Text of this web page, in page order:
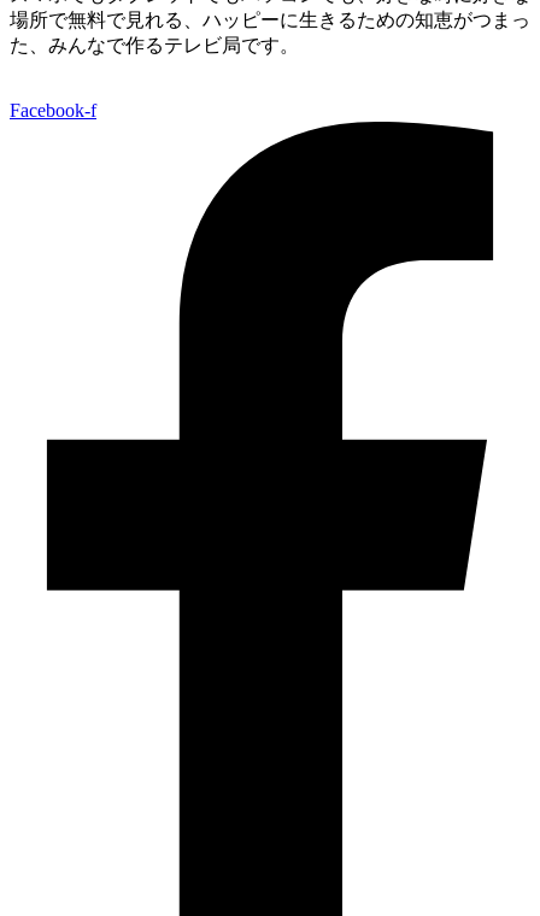
場所で無料で見れる、 ハッピーに生きるための知恵がつまっ
た、みんなで作るテレビ局です。
Facebook-f